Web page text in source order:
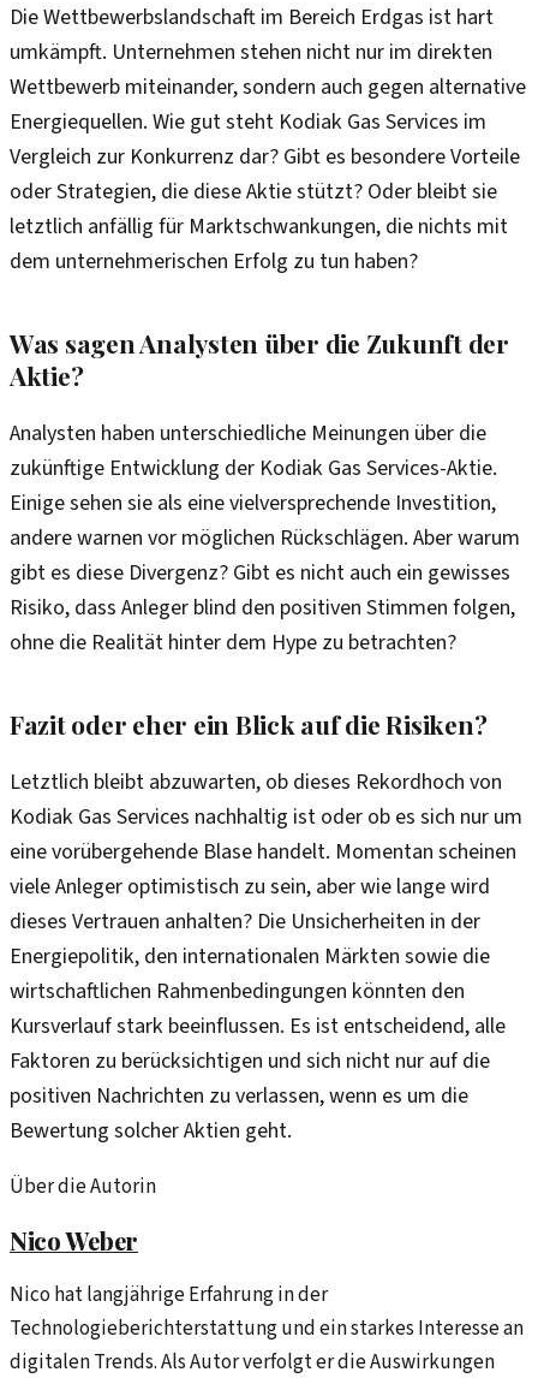
Die Wettbewerbslandschaft im Bereich Erdgas ist hart
umkämpft. Unternehmen stehen nicht nur im direkten
Wettbewerb miteinander, sondern auch gegen alternative
Energiequellen. Wie gut steht Kodiak Gas Services im
Vergleich zur Konkurrenz dar? Gibt es besondere Vorteile
oder Strategien, die diese Aktie stützt? Oder bleibt sie
letztlich anfällig für Marktschwankungen, die nichts mit
dem unternehmerischen Erfolg zu tun haben?
Was sagen Analysten über die Zukunft der
Aktie?
Analysten haben unterschiedliche Meinungen über die
zukünftige Entwicklung der Kodiak Gas Services-Aktie.
Einige sehen sie als eine vielversprechende Investition,
andere warnen vor möglichen Rückschlägen. Aber warum
gibt es diese Divergenz? Gibt es nicht auch ein gewisses
Risiko, dass Anleger blind den positiven Stimmen folgen,
ohne die Realität hinter dem Hype zu betrachten?
Fazit oder eher ein Blick auf die Risiken?
Letztlich bleibt abzuwarten, ob dieses Rekordhoch von
Kodiak Gas Services nachhaltig ist oder ob es sich nur um
eine vorübergehende Blase handelt. Momentan scheinen
viele Anleger optimistisch zu sein, aber wie lange wird
dieses Vertrauen anhalten? Die Unsicherheiten in der
Energiepolitik, den internationalen Märkten sowie die
wirtschaftlichen Rahmenbedingungen könnten den
Kursverlauf stark beeinflussen. Es ist entscheidend, alle
Faktoren zu berücksichtigen und sich nicht nur auf die
positiven Nachrichten zu verlassen, wenn es um die
Bewertung solcher Aktien geht.
Über die Autorin
Nico Weber
Nico hat langjährige Erfahrung in der
Technologieberichterstattung und ein starkes Interesse an
digitalen Trends. Als Autor verfolgt er die Auswirkungen